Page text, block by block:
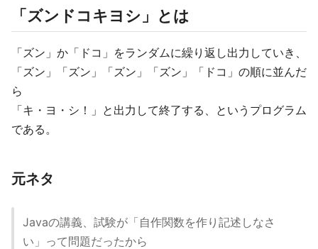
「ズンドコキヨシ」とは
「ズン」か「ドコ」をランダムに繰り返し出力していき、
「ズン」「ズン」「ズン」「ズン」「ドコ」の順に並んだ
ら
「キ・ヨ・シ！」と出力して終了する、というプログラム
である。
元ネタ
Javaの講義、試験が「自作関数を作り記述しなさ
い」って問題だったから